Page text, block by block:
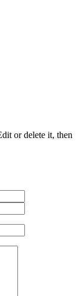
or delete it, then